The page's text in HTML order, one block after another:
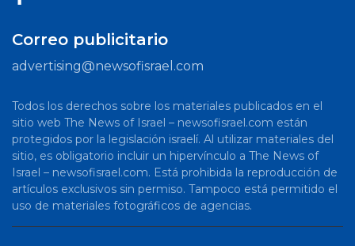
Correo publicitario
advertising@newsofisrael.com
Todos los derechos sobre los materiales publicados en el
sitio web The News of Israel – newsofisrael.com están
protegidos por la legislación israelí. Al utilizar materiales del
sitio, es obligatorio incluir un hipervínculo a The News of
Israel – newsofisrael.com. Está prohibida la reproducción de
artículos exclusivos sin permiso. Tampoco está permitido el
uso de materiales fotográficos de agencias.